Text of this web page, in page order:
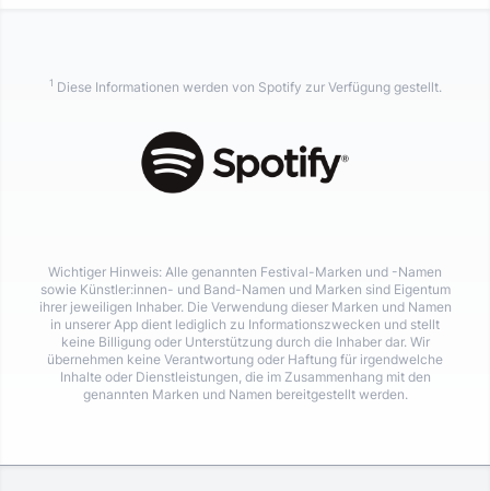
1 Diese Informationen werden von Spotify zur Verfügung gestellt.
Wichtiger Hinweis: Alle genannten Festival-Marken und -Namen
sowie Künstler:innen- und Band-Namen und Marken sind Eigentum
ihrer jeweiligen Inhaber. Die Verwendung dieser Marken und Namen
in unserer App dient lediglich zu Informationszwecken und stellt
keine Billigung oder Unterstützung durch die Inhaber dar. Wir
übernehmen keine Verantwortung oder Haftung für irgendwelche
Inhalte oder Dienstleistungen, die im Zusammenhang mit den
genannten Marken und Namen bereitgestellt werden.